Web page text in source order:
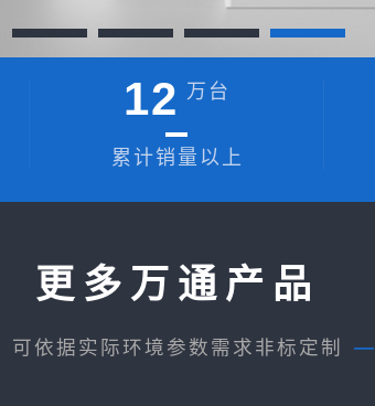
12 万台
累计销量以上
更多万通产品
可依据实际环境参数需求非标定制 —